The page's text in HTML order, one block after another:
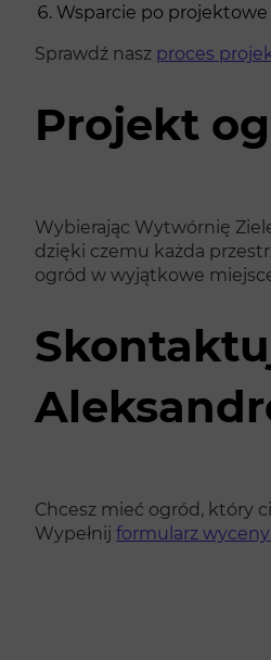
Wsparcie po
Sprawdź nasz proces
Projekt
Wybierając Wytwórnię
dzięki czemu każda
ogród w wyjątkowe
Chcesz mieć ogród, który
Wypełnij formularz